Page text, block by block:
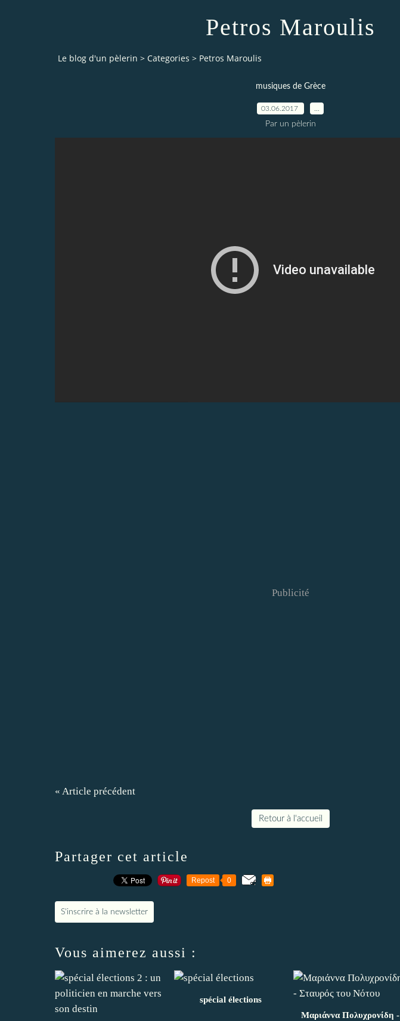
Petros Maroulis
Le blog d'un pèlerin > Categories > Petros Maroulis
musiques de Grèce
03.06.2017
Par un pèlerin
Publicité
« Article précédent
Retour à l'accueil
Partager cet article
Repost 0
S'inscrire à la newsletter
Vous aimerez aussi :
spécial élections
Μαριάννα Πολυχρονίδη -